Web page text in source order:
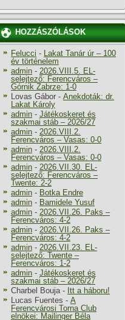
HOZZÁSZÓLÁSOK
Felucci - Lakat Tanár úr – 100
év történelem
admin - 2026.VIII.5. EL-
selejtező: Ferencváros –
Górnik Zabrze: 1-0
Lovas Gábor - Anekdoták: dr.
Lakat Károly
admin - Játékoskeret és
szakmai stáb – 2026/27
admin - 2026.VIII.2.
Ferencváros – Vasas: 0-0
admin - 2026.VIII.2.
Ferencváros – Vasas: 0-0
admin - 2026.VII.30. EL-
selejtező: Ferencváros –
Twente: 2-2
admin - Botka Endre
admin - Bamidele Yusuf
admin - 2026.VII.26. Paks –
Ferencváros: 4-2
admin - 2026.VII.26. Paks –
Ferencváros: 4-2
admin - 2026.VII.23. EL-
selejtező: Twente –
Ferencváros: 1-2
admin - Játékoskeret és
szakmai stáb – 2026/27
Charbel Bouja- Itt a háboru!
Lucas Fuentes - A
Ferencvárosi Torna Club
elnökei: Mailinger Béla